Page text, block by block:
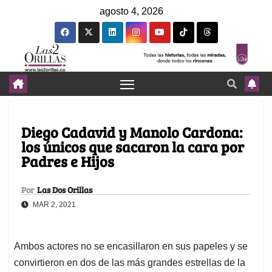
agosto 4, 2026
Diego Cadavid y Manolo Cardona:
los únicos que sacaron la cara por
Padres e Hijos
Por Las Dos Orillas
MAR 2, 2021
Ambos actores no se encasillaron en sus papeles y se
convirtieron en dos de las más grandes estrellas de la